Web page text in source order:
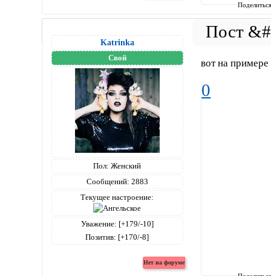
Katrinka
Свой
Пол: Женский
Сообщений: 2883
Текущее настроение:
Уважение: [+179/-10]
Позитив: [+170/-8]
вот на примере
0